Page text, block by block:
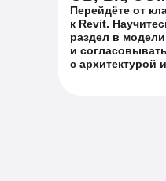
Перейдёте от
к Revit.
раздел в
и
с архитектурой